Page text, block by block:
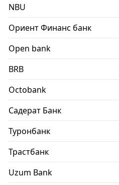
NBU
Ориент Финанс банк
Open bank
BRB
Octobank
Садерат Банк
Туронбанк
Трастбанк
Uzum Bank